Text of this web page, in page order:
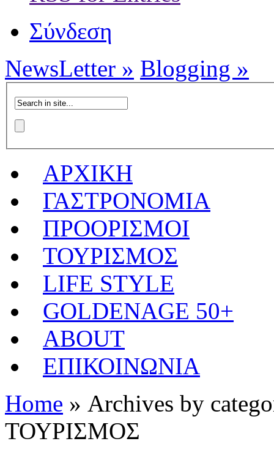
Σύνδεση
NewsLetter » Blogging »
ΑΡΧΙΚΗ
ΓΑΣΤΡΟΝΟΜΙΑ
ΠΡΟΟΡΙΣΜΟΙ
ΤΟΥΡΙΣΜΟΣ
LIFE STYLE
GOLDENAGE 50+
ABOUT
ΕΠΙΚΟΙΝΩΝΙΑ
Home » Archives by
ΤΟΥΡΙΣΜΟΣ